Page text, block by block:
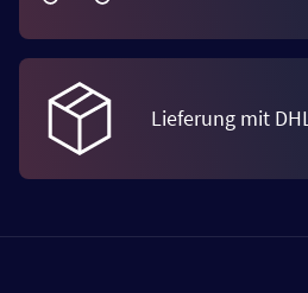
Lieferung mit DHL